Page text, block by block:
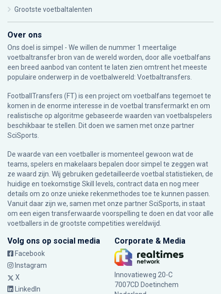
Grootste voetbaltalenten
Over ons
Ons doel is simpel - We willen de nummer 1 meertalige
voetbaltransfer bron van de wereld worden, door alle voetbalfans
een breed aanbod van content te laten zien omtrent het meeste
populaire onderwerp in de voetbalwereld: Voetbaltransfers.
FootballTransfers (FT) is een project om voetbalfans tegemoet te
komen in de enorme interesse in de voetbal transfermarkt en om
realistische op algoritme gebaseerde waarden van voetbalspelers
beschikbaar te stellen. Dit doen we samen met onze partner
SciSports
De waarde van een voetballer is momenteel gewoon wat de
teams, spelers en makelaars bepalen door simpel te zeggen wat
ze waard zijn. Wij gebruiken gedetailleerde voetbal statistieken, de
huidige en toekomstige Skill levels, contract data en nog meer
details om zo onze unieke rekenmethodes toe te kunnen passen.
Vanuit daar zijn we, samen met onze partner SciSports, in staat
om een eigen transferwaarde voorspelling te doen en dat voor alle
voetballers in de grootste competities wereldwijd.
Volg ons op social media
Facebook
Instagram
X
LinkedIn
Corporate & Media
Innovatieweg 20-C
7007CD Doetinchem